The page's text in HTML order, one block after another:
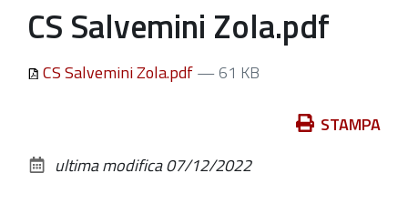
CS Salvemini Zola.pdf
CS Salvemini Zola.pdf— 61 KB
documento
STAMPA
ultima modifica07/12/2022